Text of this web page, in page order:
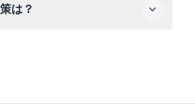
ドレナリンファンツアーなど
は？